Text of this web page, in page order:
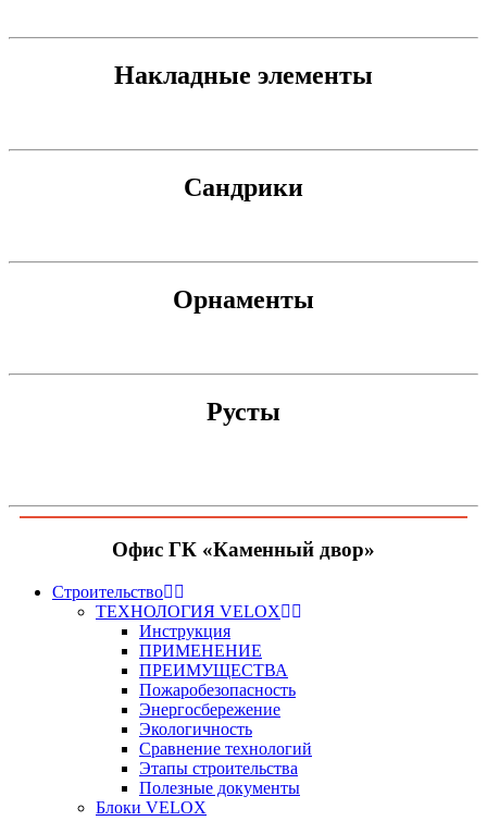
Накладные элементы
Сандрики
Орнаменты
Русты
Офис ГК «Каменный двор»
Строительство
ТЕХНОЛОГИЯ VELOX
Инструкция
ПРИМЕНЕНИЕ
ПРЕИМУЩЕСТВА
Пожаробезопасность
Энергосбережение
Экологичность
Сравнение технологий
Этапы строительства
Полезные документы
Блоки VELOX